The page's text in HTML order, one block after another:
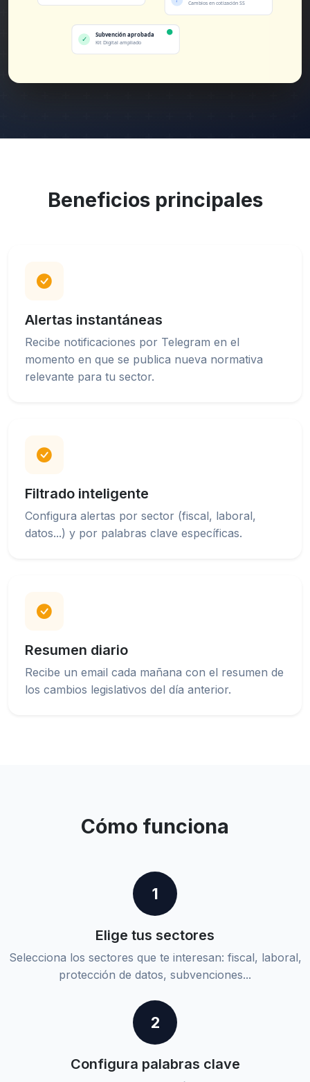
Beneficios principales
Alertas instantáneas
Recibe notificaciones por Telegram en el
momento en que se publica nueva normativa
relevante para tu sector.
Filtrado inteligente
Configura alertas por sector (fiscal, laboral,
datos...) y por palabras clave específicas.
Resumen diario
Recibe un email cada mañana con el resumen de
los cambios legislativos del día anterior.
Cómo funciona
1
Elige tus sectores
Selecciona los sectores que te interesan: fiscal, laboral,
protección de datos, subvenciones...
2
Configura palabras clave